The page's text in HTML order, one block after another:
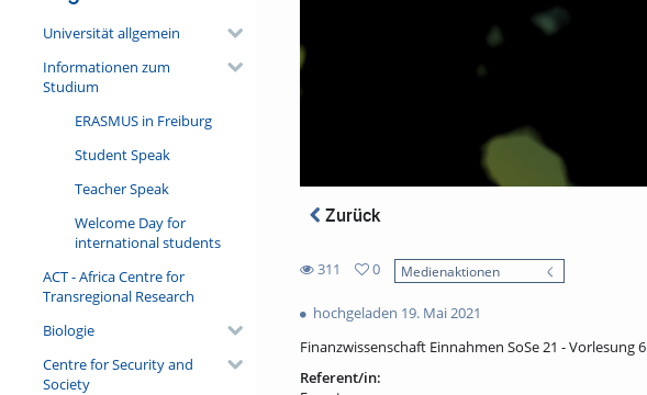
Universität allgemein
Informationen zum
Studium
ERASMUS in Freiburg
Student Speak
Teacher Speak
Welcome Day for
international students
ACT - Africa Centre for
Transregional Research
Biologie
Centre for Security and
Society
Zurück
311
views
0
favorites
Medienaktionen
hochgeladen 19. Mai 2021
Finanzwissenschaft Einnahmen SoSe 21 - Vorlesung 6
Referent/in: